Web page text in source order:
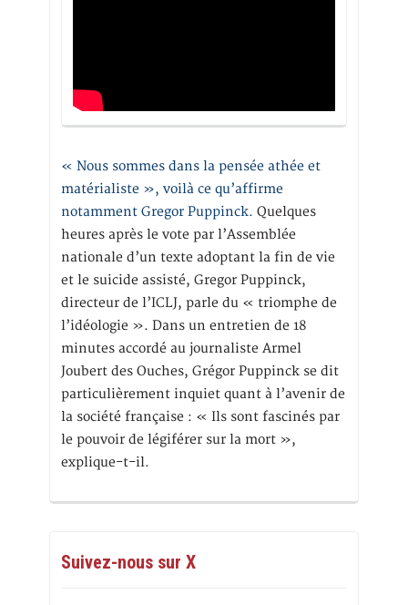
« Nous sommes dans la pensée athée et
matérialiste », voilà ce qu’affirme
notamment Gregor Puppinck. Quelques
heures après le vote par l’Assemblée
nationale d’un texte adoptant la fin de vie
et le suicide assisté, Gregor Puppinck,
directeur de l’ICLJ, parle du « triomphe de
l’idéologie ». Dans un entretien de 18
minutes accordé au journaliste Armel
Joubert des Ouches, Grégor Puppinck se dit
particulièrement inquiet quant à l’avenir de
la société française : « Ils sont fascinés par
le pouvoir de légiférer sur la mort »,
explique-t-il.
Suivez-nous sur X